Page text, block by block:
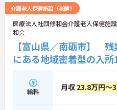
さい！
介護老人保健施設（老健）
医療法人社団修和会介護老人保健施
和会
【富山県／南砺市】
にある地域密着型の入
給料 月収 23.8万円～